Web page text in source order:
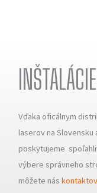
Vďaka oficálnym
laserov na Slovensku
poskytujeme
výbere správneho
môžete nás